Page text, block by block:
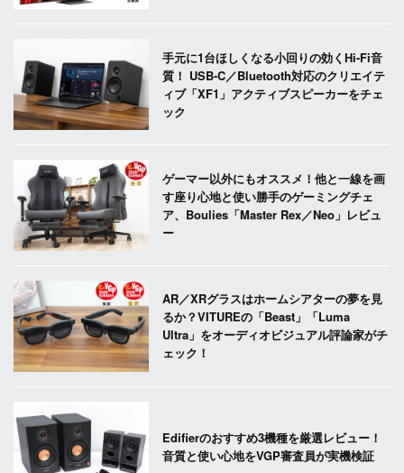
手元に1台ほしくなる小回りの効くHi-Fi音
質！ USB-C／Bluetooth対応のクリエイテ
ィブ「XF1」アクティブスピーカーをチェ
ック
ゲーマー以外にもオススメ！他と一線を画
す座り心地と使い勝手のゲーミングチェ
ア、Boulies「Master Rex／Neo」レビュ
ー
AR／XRグラスはホームシアターの夢を見
るか？VITUREの「Beast」「Luma
Ultra」をオーディオビジュアル評論家がチ
ェック！
Edifierのおすすめ3機種を厳選レビュー！
音質と使い心地をVGP審査員が実機検証